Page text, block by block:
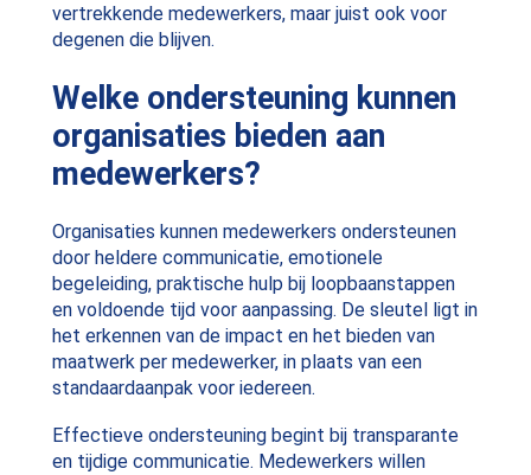
vertrekkende medewerkers, maar juist ook voor
degenen die blijven.
Welke ondersteuning kunnen
organisaties bieden aan
medewerkers?
Organisaties kunnen medewerkers ondersteunen
door heldere communicatie, emotionele
begeleiding, praktische hulp bij loopbaanstappen
en voldoende tijd voor aanpassing. De sleutel ligt in
het erkennen van de impact en het bieden van
maatwerk per medewerker, in plaats van een
standaardaanpak voor iedereen.
Effectieve ondersteuning begint bij transparante
en tijdige communicatie. Medewerkers willen